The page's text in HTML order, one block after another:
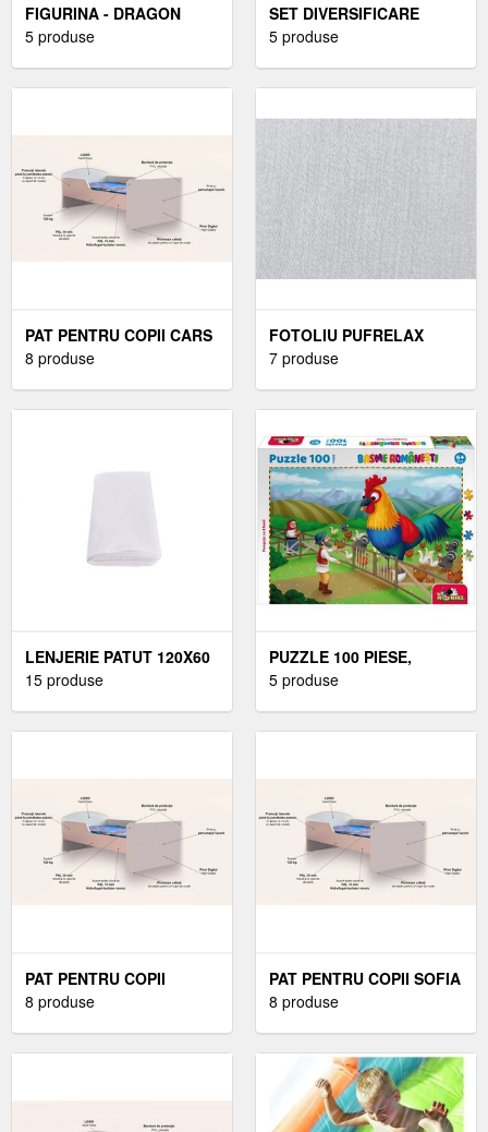
FIGURINA - DRAGON
BALL SUPER - VEGETA |
5 produse
SET DIVERSIFICARE
PENTRU COPII -
5 produse
PAT PENTRU COPII CARS
FULGER MCQUEEN SI
8 produse
FOTOLIU PUFRELAX
KING SIZE ANGORA
7 produse
LENJERIE PATUT 120X60
CM, 3 PIESE MODEL
15 produse
PUZZLE 100 PIESE,
NORIEL BASME
5 produse
PAT PENTRU COPII
ANIMALE ZOO, 2-8 ANI,
8 produse
PAT PENTRU COPII SOFIA
VARIANTA 2, 2-6 ANI,
8 produse